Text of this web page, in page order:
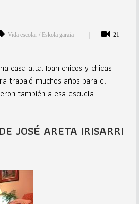
Vida escolar / Eskola garaia
21
casa alta. Iban chicos y chicas
trabajó muchos años para el
también a esa escuela.
JOSÉ ARETA IRISARRI